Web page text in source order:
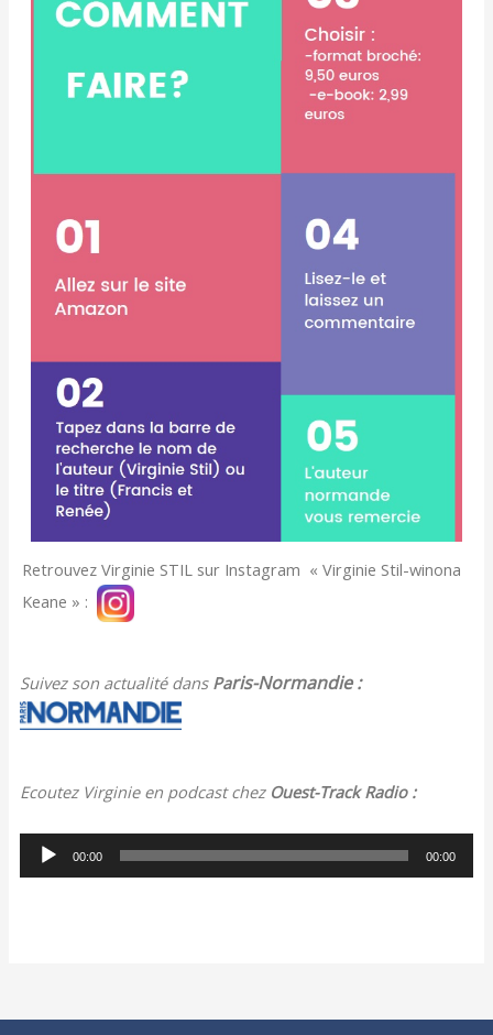
Retrouvez Virginie STIL sur Instagram « Virginie Stil-winona
Keane » :
Suivez son actualité dans Paris-Normandie :
Ecoutez Virginie en podcast chez Ouest-Track Radio :
Lecteur
audio
00:00 00:00